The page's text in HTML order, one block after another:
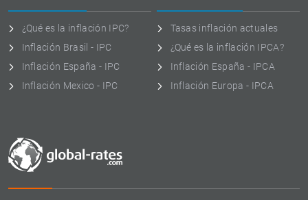
¿Qué es la inflación IPC?
Inflación Brasil - IPC
Inflación España - IPC
Inflación Mexico - IPC
Tasas inflación actuales
¿Qué es la inflación IPCA?
Inflación España - IPCA
Inflación Europa - IPCA